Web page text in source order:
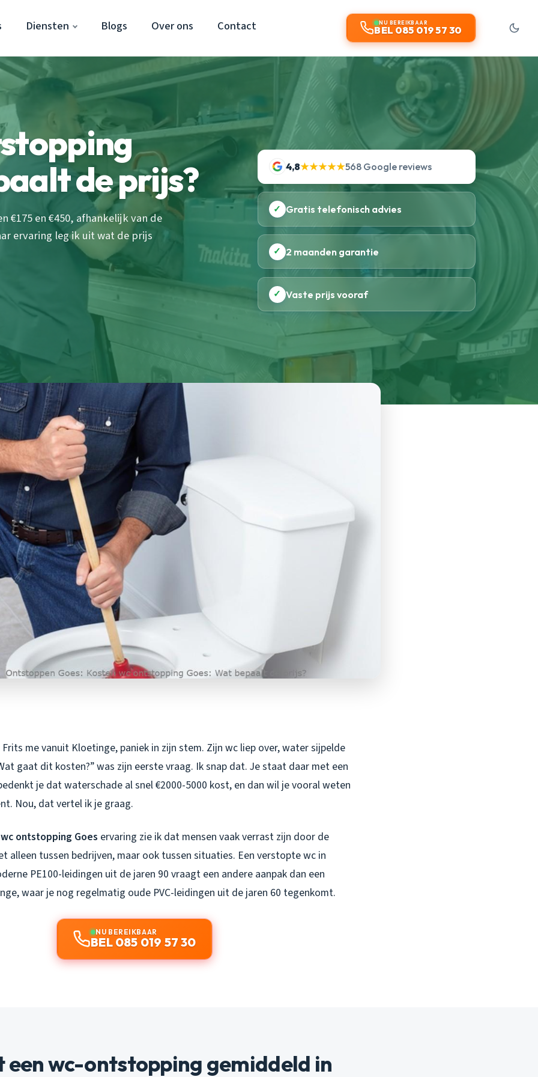
Diensten Blogs Over ons Contact NU BEREIKBAAR
BEL 085 019 57 30
de prijs?
€175 en €450, afhankelijk van de
ervaring leg ik uit wat de prijs
4,8★★★★★568 Google reviews
✓ Gratis telefonisch advies
✓ 2 maanden garantie
✓ Vaste prijs vooraf
me vanuit Kloetinge, paniek in zijn stem. Zijn wc liep over, water sijpelde
gaat dit kosten?” was zijn eerste vraag. Ik snap dat. Je staat daar met een
je dat waterschade al snel €2000-5000 kost, en dan wil je vooral weten
Nou, dat vertel ik je graag.
ontstopping Goes ervaring zie ik dat mensen vaak verrast zijn door de
alleen tussen bedrijven, maar ook tussen situaties. Een verstopte wc in
PE100-leidingen uit de jaren 90 vraagt een andere aanpak dan een
waar je nog regelmatig oude PVC-leidingen uit de jaren 60 tegenkomt.
NU BEREIKBAAR
BEL 085 019 57 30
een wc-ontstopping gemiddeld in